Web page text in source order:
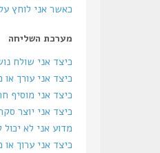
כאשר אני לוחץ
מערכת השליחה
כיצד אני שולח
כיצד אני עורך
כיצד אני מוסיף
כיצד אני יוצר
מדוע אני לא
כיצד אני ערוך